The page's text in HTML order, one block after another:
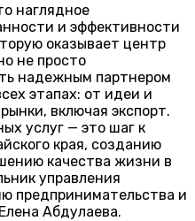
наглядное
и эффективности
оказывает центр
не просто
надежным партнером
этапах: от идеи и
включая экспорт.
услуг — это шаг к
края, созданию
качества жизни в
управления
предпринимательства и
Абдулаева.